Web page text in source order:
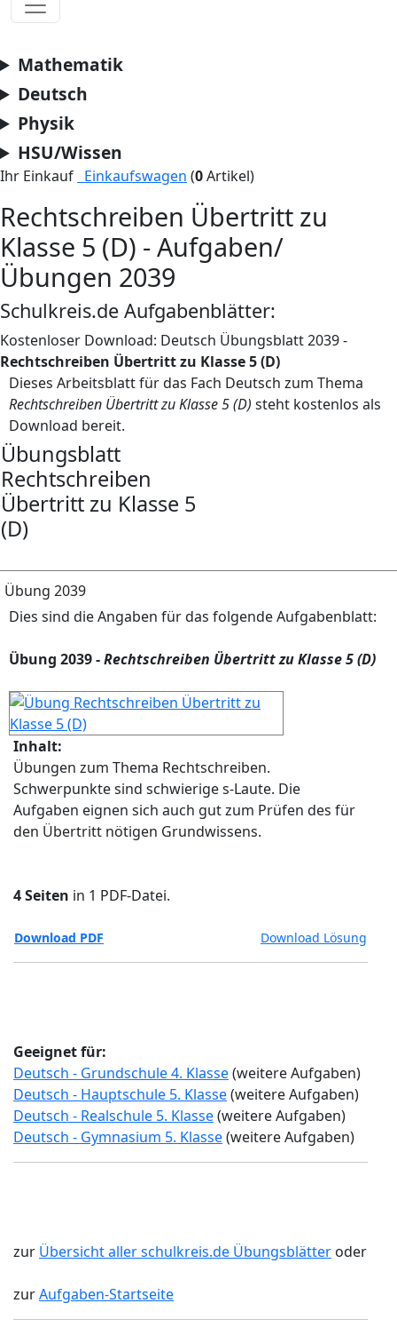
Mathematik
Deutsch
Physik
HSU/Wissen
Ihr Einkauf Einkaufswagen (0Artikel)
Rechtschreiben Übertritt zu
Klasse 5 (D) - Aufgaben/
Übungen 2039
Schulkreis.de Aufgabenblätter:
Kostenloser Download: Deutsch Übungsblatt 2039 -
Rechtschreiben Übertritt zu Klasse 5 (D)
Dieses Arbeitsblatt für das Fach Deutsch zum Thema
Rechtschreiben Übertritt zu Klasse 5 (D) steht kostenlos als
Download bereit.
Übungsblatt
Rechtschreiben
Übertritt zu Klasse 5
(D)
Übung 2039
Dies sind die Angaben für das folgende Aufgabenblatt:
Übung 2039 -Rechtschreiben Übertritt zu Klasse 5 (D)
Inhalt:
Übungen zum Thema Rechtschreiben.
Schwerpunkte sind schwierige s-Laute. Die
Aufgaben eignen sich auch gut zum Prüfen des für
den Übertritt nötigen Grundwissens.
4 Seiten in 1 PDF-Datei.
Download PDF Download Lösung
Geeignet für:
Deutsch - Grundschule 4. Klasse(weitere Aufgaben)
Deutsch - Hauptschule 5. Klasse(weitere Aufgaben)
Deutsch - Realschule 5. Klasse(weitere Aufgaben)
Deutsch - Gymnasium 5. Klasse(weitere Aufgaben)
zur Übersicht aller schulkreis.de Übungsblätter oder
zurAufgaben-Startseite